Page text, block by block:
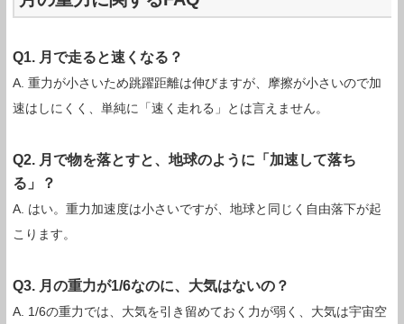
Q1. 月で走ると速くなる？
A. 重力が小さいため跳躍距離は伸びますが、摩擦が小さいので加
速はしにくく、単純に「速く走れる」とは言えません。
Q2. 月で物を落とすと、地球のように「加速して落ち
る」？
A. はい。重力加速度は小さいですが、地球と同じく自由落下が起
こります。
Q3. 月の重力が1/6なのに、大気はないの？
A. 1/6の重力では、大気を引き留めておく力が弱く、大気は宇宙空